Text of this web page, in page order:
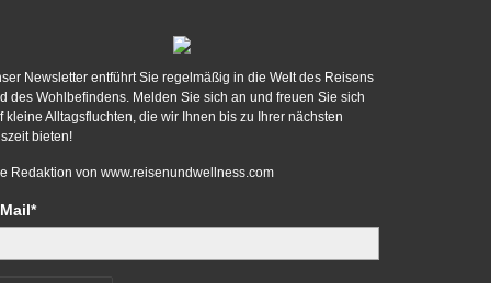
Newsletter entführt Sie regelmäßig in die Welt des Reisens
des Wohlbefindens. Melden Sie sich an und freuen Sie sich
kleine Alltagsfluchten, die wir Ihnen bis zu Ihrer nächsten
bieten!
Redaktion von www.reisenundwellness.com